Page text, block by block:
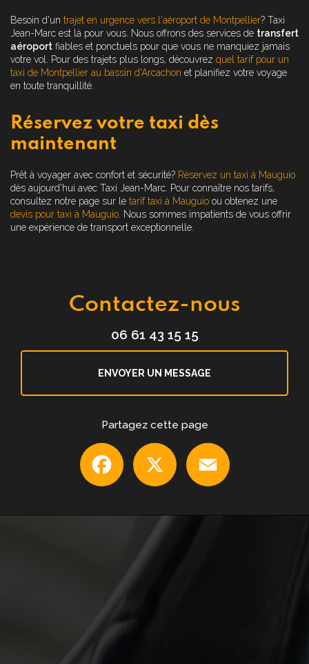
Besoin d'un trajet en urgence vers l'aéroport de Montpellier? Taxi
Jean-Marc est là pour vous. Nous offrons des services de transfert
aéroport fiables et ponctuels pour que vous ne manquiez jamais
votre vol. Pour des trajets plus longs, découvrez quel tarif pour un
taxi de Montpellier au bassin d'Arcachon et planifiez votre voyage
en toute tranquillité.
Réservez votre taxi dès
maintenant
Prêt à voyager avec confort et sécurité? Réservez un taxi à Mauguio
dès aujourd'hui avec Taxi Jean-Marc. Pour connaître nos tarifs,
consultez notre page sur le tarif taxi à Mauguio ou obtenez une
devis pour taxi à Mauguio . Nous sommes impatients de vous offrir
une expérience de transport exceptionnelle.
Contactez-nous
06 61 43 15 15
ENVOYER UN MESSAGE
Partagez cette page
Facebook